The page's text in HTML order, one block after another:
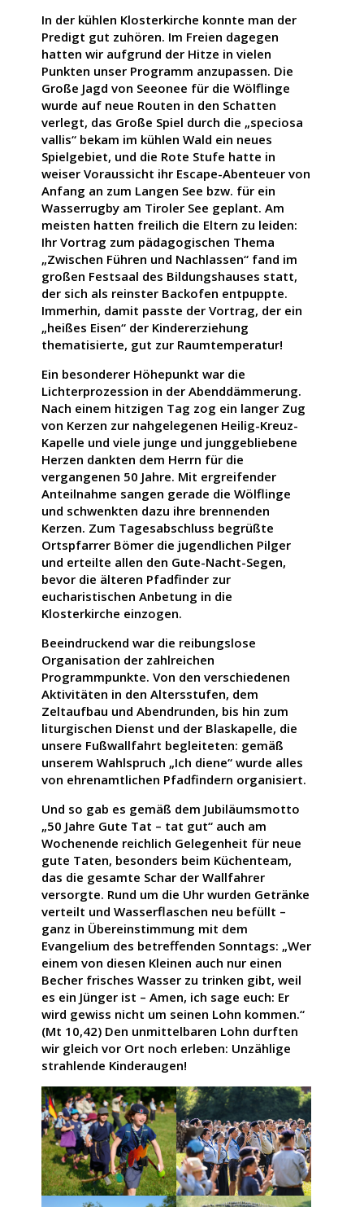
In der kühlen Klosterkirche konnte man der
Predigt gut zuhören. Im Freien dagegen
hatten wir aufgrund der Hitze in vielen
Punkten unser Programm anzupassen. Die
Große Jagd von Seeonee für die Wölflinge
wurde auf neue Routen in den Schatten
verlegt, das Große Spiel durch die „speciosa
vallis“ bekam im kühlen Wald ein neues
Spielgebiet, und die Rote Stufe hatte in
weiser Voraussicht ihr Escape-Abenteuer von
Anfang an zum Langen See bzw. für ein
Wasserrugby am Tiroler See geplant. Am
meisten hatten freilich die Eltern zu leiden:
Ihr Vortrag zum pädagogischen Thema
„Zwischen Führen und Nachlassen“ fand im
großen Festsaal des Bildungshauses statt,
der sich als reinster Backofen entpuppte.
Immerhin, damit passte der Vortrag, der ein
„heißes Eisen“ der Kindererziehung
thematisierte, gut zur Raumtemperatur!
Ein besonderer Höhepunkt war die
Lichterprozession in der Abenddämmerung.
Nach einem hitzigen Tag zog ein langer Zug
von Kerzen zur nahgelegenen Heilig-Kreuz-
Kapelle und viele junge und junggebliebene
Herzen dankten dem Herrn für die
vergangenen 50 Jahre. Mit ergreifender
Anteilnahme sangen gerade die Wölflinge
und schwenkten dazu ihre brennenden
Kerzen. Zum Tagesabschluss begrüßte
Ortspfarrer Bömer die jugendlichen Pilger
und erteilte allen den Gute-Nacht-Segen,
bevor die älteren Pfadfinder zur
eucharistischen Anbetung in die
Klosterkirche einzogen.
Beeindruckend war die reibungslose
Organisation der zahlreichen
Programmpunkte. Von den verschiedenen
Aktivitäten in den Altersstufen, dem
Zeltaufbau und Abendrunden, bis hin zum
liturgischen Dienst und der Blaskapelle, die
unsere Fußwallfahrt begleiteten: gemäß
unserem Wahlspruch „Ich diene“ wurde alles
von ehrenamtlichen Pfadfindern organisiert.
Und so gab es gemäß dem Jubiläumsmotto
„50 Jahre Gute Tat – tat gut“ auch am
Wochenende reichlich Gelegenheit für neue
gute Taten, besonders beim Küchenteam,
das die gesamte Schar der Wallfahrer
versorgte. Rund um die Uhr wurden Getränke
verteilt und Wasserflaschen neu befüllt –
ganz in Übereinstimmung mit dem
Evangelium des betreffenden Sonntags: „Wer
einem von diesen Kleinen auch nur einen
Becher frisches Wasser zu trinken gibt, weil
es ein Jünger ist – Amen, ich sage euch: Er
wird gewiss nicht um seinen Lohn kommen.“
(Mt 10,42) Den unmittelbaren Lohn durften
wir gleich vor Ort noch erleben: Unzählige
strahlende Kinderaugen!